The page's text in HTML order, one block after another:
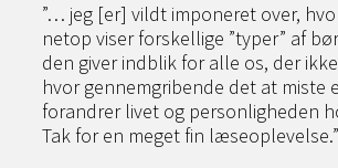
”… jeg [er] vildt imponeret over,
netop viser forskellige ”typer” af
den giver indblik for alle os, der
hvor gennemgribende det at
forandrer livet og personligheden
Tak for en meget fin læseoplevelse.”